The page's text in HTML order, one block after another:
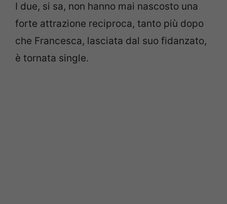
I due, si sa, non hanno mai nascosto una
forte attrazione reciproca, tanto più dopo
che Francesca, lasciata dal suo fidanzato,
è tornata single.